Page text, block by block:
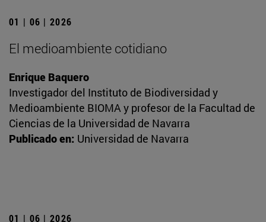
01 | 06 | 2026
El medioambiente cotidiano
Enrique Baquero
Investigador del Instituto de Biodiversidad y
Medioambiente BIOMA y profesor de la Facultad de
Ciencias de la Universidad de Navarra
Publicado en: Universidad de Navarra
01 | 06 | 2026